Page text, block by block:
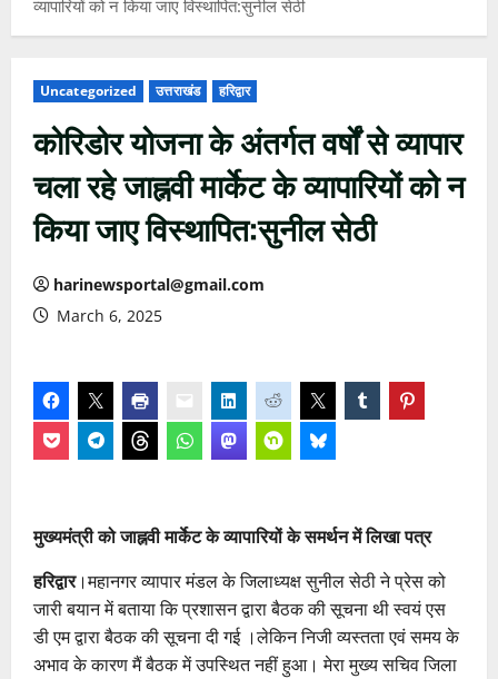
व्यापारियों को न किया जाए विस्थापित:सुनील सेठी
Uncategorized उत्तराखंड हरिद्वार
कोरिडोर योजना के अंतर्गत वर्षों से व्यापार
चला रहे जाह्नवी मार्केट के व्यापारियों को न
किया जाए विस्थापित:सुनील सेठी
harinewsportal@gmail.com
March 6, 2025
मुख्यमंत्री को जाह्नवी मार्केट के व्यापारियों के समर्थन में लिखा पत्र
हरिद्वार।महानगर व्यापार मंडल के जिलाध्यक्ष सुनील सेठी ने प्रेस को
जारी बयान में बताया कि प्रशासन द्वारा बैठक की सूचना थी स्वयं एस
डी एम द्वारा बैठक की सूचना दी गई ।लेकिन निजी व्यस्तता एवं समय के
अभाव के कारण मैं बैठक में उपस्थित नहीं हुआ। मेरा मुख्य सचिव जिला